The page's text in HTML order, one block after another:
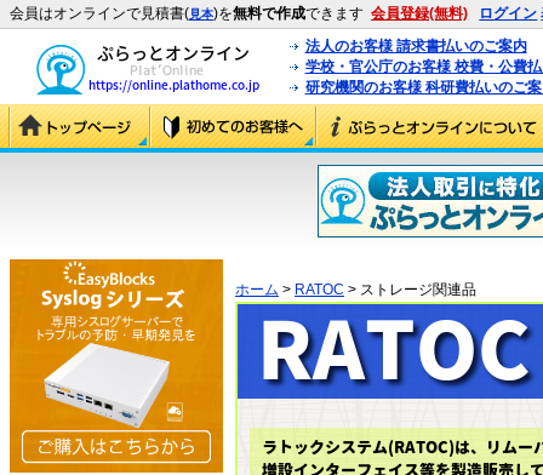
会員はオンラインで見積書(見本)を無料で作成できます 会員登録(無料) ログイン
法人のお客様 請求書払いのご案内
学校・官公庁のお客様 校費・公費
研究機関のお客様 科研費払いのご
ホーム > RATOC > ストレージ関連品